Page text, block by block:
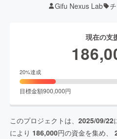
Gifu Nexus Lab
現在の支
20%達成
目標金額900,000円
このプロジェクトは、 2025/09/22
により 186,000円の資金を集め、